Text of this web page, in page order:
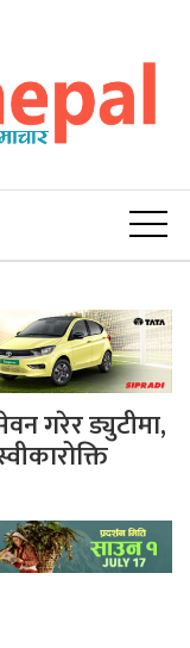
गरेर ड्युटीमा,